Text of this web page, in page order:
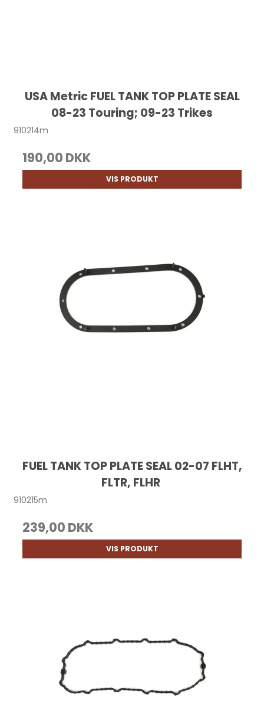
USA Metric FUEL TANK TOP PLATE SEAL
08-23 Touring; 09-23 Trikes
910214m
190,00 DKK
VIS PRODUKT
FUEL TANK TOP PLATE SEAL 02-07 FLHT,
FLTR, FLHR
910215m
239,00 DKK
VIS PRODUKT